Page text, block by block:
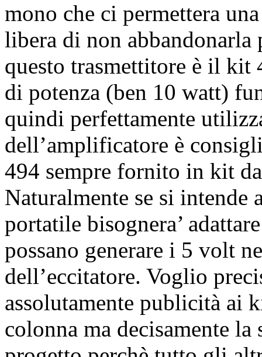
mono che ci permettera
libera di non
questo trasmettitore è il kit
di potenza (ben 10 watt)
quindi perfettamente
dell’amplificatore è
494 sempre fornito in kit
Naturalmente se si intende
portatile bisognera’
possano generare i 5 volt
dell’eccitatore. Voglio
assolutamente publicità ai
colonna ma decisamente